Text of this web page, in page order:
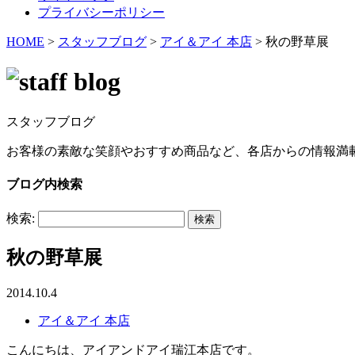
プライバシーポリシー
HOME > スタッフブログ > アイ＆アイ 本店 > 秋の野草展
スタッフブログ
お客様の素敵な笑顔やおすすめ商品など、各店からの情報満
ブログ内検索
検索:
秋の野草展
2014.10.4
アイ＆アイ 本店
こんにちは、アイアンドアイ瑞江本店です。